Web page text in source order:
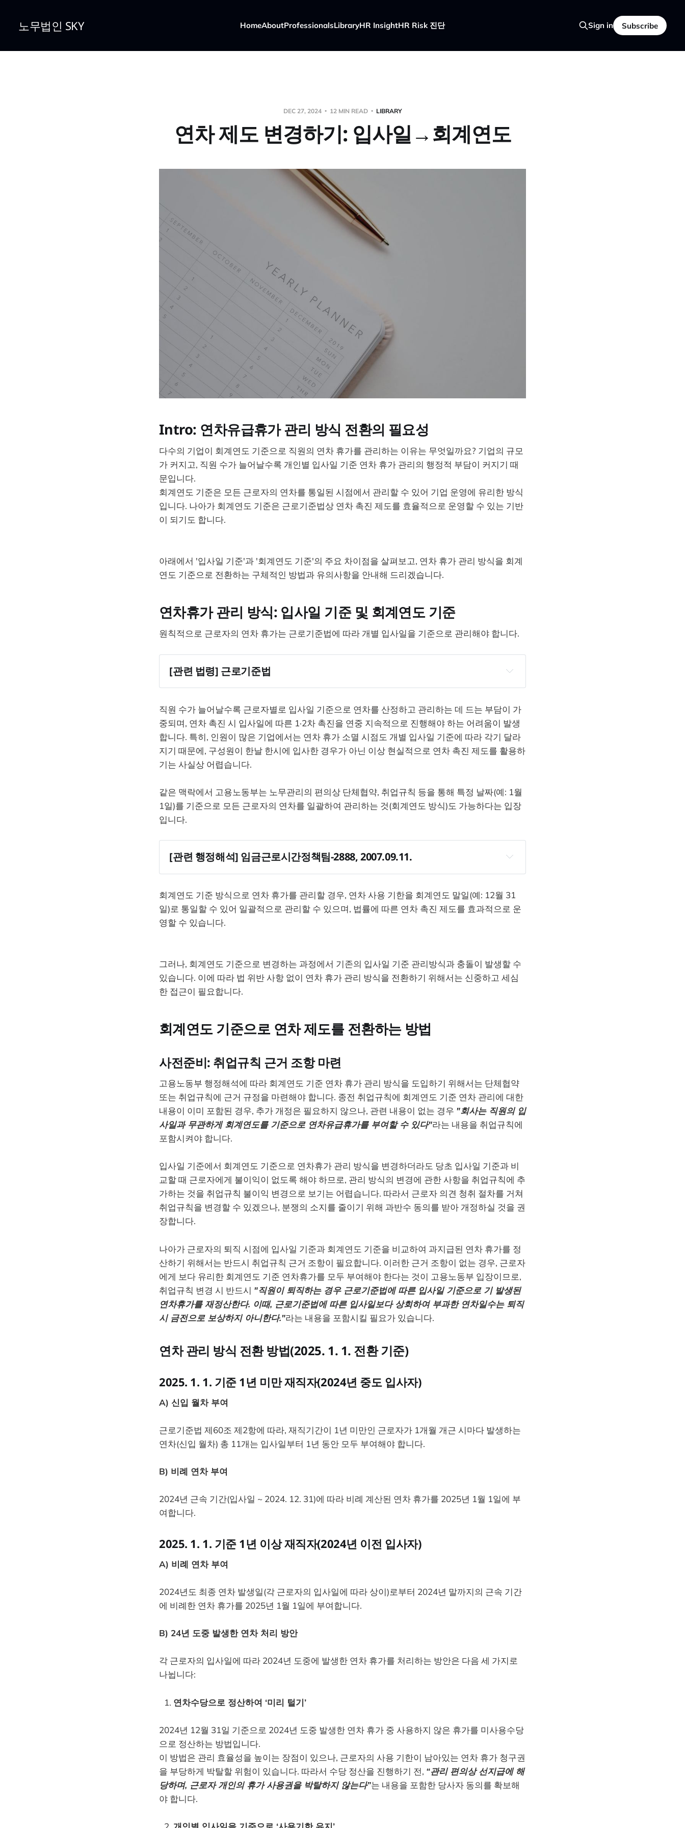
노무법인 SKY HomeAboutProfessionalsLibraryHR InsightHR Risk 진단 Sign in Subscribe
DEC 27, 2024 12 MIN READ LIBRARY
연차 제도 변경하기: 입사일→회계연도
Intro: 연차유급휴가 관리 방식 전환의 필요성
다수의 기업이 회계연도 기준으로 직원의 연차 휴가를 관리하는 이유는 무엇일까요? 기업의 규모
가 커지고, 직원 수가 늘어날수록 개인별 입사일 기준 연차 휴가 관리의 행정적 부담이 커지기 때
문입니다.
회계연도 기준은 모든 근로자의 연차를 통일된 시점에서 관리할 수 있어 기업 운영에 유리한 방식
입니다. 나아가 회계연도 기준은 근로기준법상 연차 촉진 제도를 효율적으로 운영할 수 있는 기반
이 되기도 합니다.
아래에서 '입사일 기준'과 '회계연도 기준'의 주요 차이점을 살펴보고, 연차 휴가 관리 방식을 회계
연도 기준으로 전환하는 구체적인 방법과 유의사항을 안내해 드리겠습니다.
연차휴가 관리 방식: 입사일 기준 및 회계연도 기준
원칙적으로 근로자의 연차 휴가는 근로기준법에 따라 개별 입사일을 기준으로 관리해야 합니다.
[관련 법령] 근로기준법
제60조(연차 유급휴가)
직원 수가 늘어날수록 근로자별로 입사일 기준으로 연차를 산정하고 관리하는 데 드는 부담이 가
중되며, 연차 촉진 시 입사일에 따른 1·2차 촉진을 연중 지속적으로 진행해야 하는 어려움이 발생
합니다. 특히, 인원이 많은 기업에서는 연차 휴가 소멸 시점도 개별 입사일 기준에 따라 각기 달라
지기 때문에, 구성원이 한날 한시에 입사한 경우가 아닌 이상 현실적으로 연차 촉진 제도를 활용하
기는 사실상 어렵습니다.
같은 맥락에서 고용노동부는 노무관리의 편의상 단체협약, 취업규칙 등을 통해 특정 날짜(예: 1월
1일)를 기준으로 모든 근로자의 연차를 일괄하여 관리하는 것(회계연도 방식)도 가능하다는 입장
입니다.
[관련 행정해석] 임금근로시간정책팀-2888, 2007.09.11.
회계연도 기준 방식으로 연차 휴가를 관리할 경우, 연차 사용 기한을 회계연도 말일(예: 12월 31
일)로 통일할 수 있어 일괄적으로 관리할 수 있으며, 법률에 따른 연차 촉진 제도를 효과적으로 운
영할 수 있습니다.
그러나, 회계연도 기준으로 변경하는 과정에서 기존의 입사일 기준 관리방식과 충돌이 발생할 수
있습니다. 이에 따라 법 위반 사항 없이 연차 휴가 관리 방식을 전환하기 위해서는 신중하고 세심
한 접근이 필요합니다.
회계연도 기준으로 연차 제도를 전환하는 방법
사전준비: 취업규칙 근거 조항 마련
고용노동부 행정해석에 따라 회계연도 기준 연차 휴가 관리 방식을 도입하기 위해서는 단체협약
또는 취업규칙에 근거 규정을 마련해야 합니다. 종전 취업규칙에 회계연도 기준 연차 관리에 대한
내용이 이미 포함된 경우, 추가 개정은 필요하지 않으나, 관련 내용이 없는 경우 "회사는 직원의 입
사일과 무관하게 회계연도를 기준으로 연차유급휴가를 부여할 수 있다"라는 내용을 취업규칙에
포함시켜야 합니다.
입사일 기준에서 회계연도 기준으로 연차휴가 관리 방식을 변경하더라도 당초 입사일 기준과 비
교할 때 근로자에게 불이익이 없도록 해야 하므로, 관리 방식의 변경에 관한 사항을 취업규칙에 추
가하는 것을 취업규칙 불이익 변경으로 보기는 어렵습니다. 따라서 근로자 의견 청취 절차를 거쳐
취업규칙을 변경할 수 있겠으나, 분쟁의 소지를 줄이기 위해 과반수 동의를 받아 개정하실 것을 권
장합니다.
나아가 근로자의 퇴직 시점에 입사일 기준과 회계연도 기준을 비교하여 과지급된 연차 휴가를 정
산하기 위해서는 반드시 취업규칙 근거 조항이 필요합니다. 이러한 근거 조항이 없는 경우, 근로자
에게 보다 유리한 회계연도 기준 연차휴가를 모두 부여해야 한다는 것이 고용노동부 입장이므로,
취업규칙 변경 시 반드시 "직원이 퇴직하는 경우 근로기준법에 따른 입사일 기준으로 기 발생된
연차휴가를 재정산한다. 이때, 근로기준법에 따른 입사일보다 상회하여 부과한 연차일수는 퇴직
시 금전으로 보상하지 아니한다."라는 내용을 포함시킬 필요가 있습니다.
연차 관리 방식 전환 방법(2025. 1. 1. 전환 기준)
2025. 1. 1. 기준 1년 미만 재직자(2024년 중도 입사자)
A) 신입 월차 부여
근로기준법 제60조 제2항에 따라, 재직기간이 1년 미만인 근로자가 1개월 개근 시마다 발생하는
연차(신입 월차) 총 11개는 입사일부터 1년 동안 모두 부여해야 합니다.
B) 비례 연차 부여
2024년 근속 기간(입사일 ~ 2024. 12. 31)에 따라 비례 계산된 연차 휴가를 2025년 1월 1일에 부
여합니다.
2025. 1. 1. 기준 1년 이상 재직자(2024년 이전 입사자)
A) 비례 연차 부여
2024년도 최종 연차 발생일(각 근로자의 입사일에 따라 상이)로부터 2024년 말까지의 근속 기간
에 비례한 연차 휴가를 2025년 1월 1일에 부여합니다.
B) 24년 도중 발생한 연차 처리 방안
각 근로자의 입사일에 따라 2024년 도중에 발생한 연차 휴가를 처리하는 방안은 다음 세 가지로
나뉩니다:
연차수당으로 정산하여 ‘미리 털기’
2024년 12월 31일 기준으로 2024년 도중 발생한 연차 휴가 중 사용하지 않은 휴가를 미사용수당
으로 정산하는 방법입니다.
이 방법은 관리 효율성을 높이는 장점이 있으나, 근로자의 사용 기한이 남아있는 연차 휴가 청구권
을 부당하게 박탈할 위험이 있습니다. 따라서 수당 정산을 진행하기 전, “관리 편의상 선지급에 해
당하며, 근로자 개인의 휴가 사용권을 박탈하지 않는다”는 내용을 포함한 당사자 동의를 확보해
야 합니다.